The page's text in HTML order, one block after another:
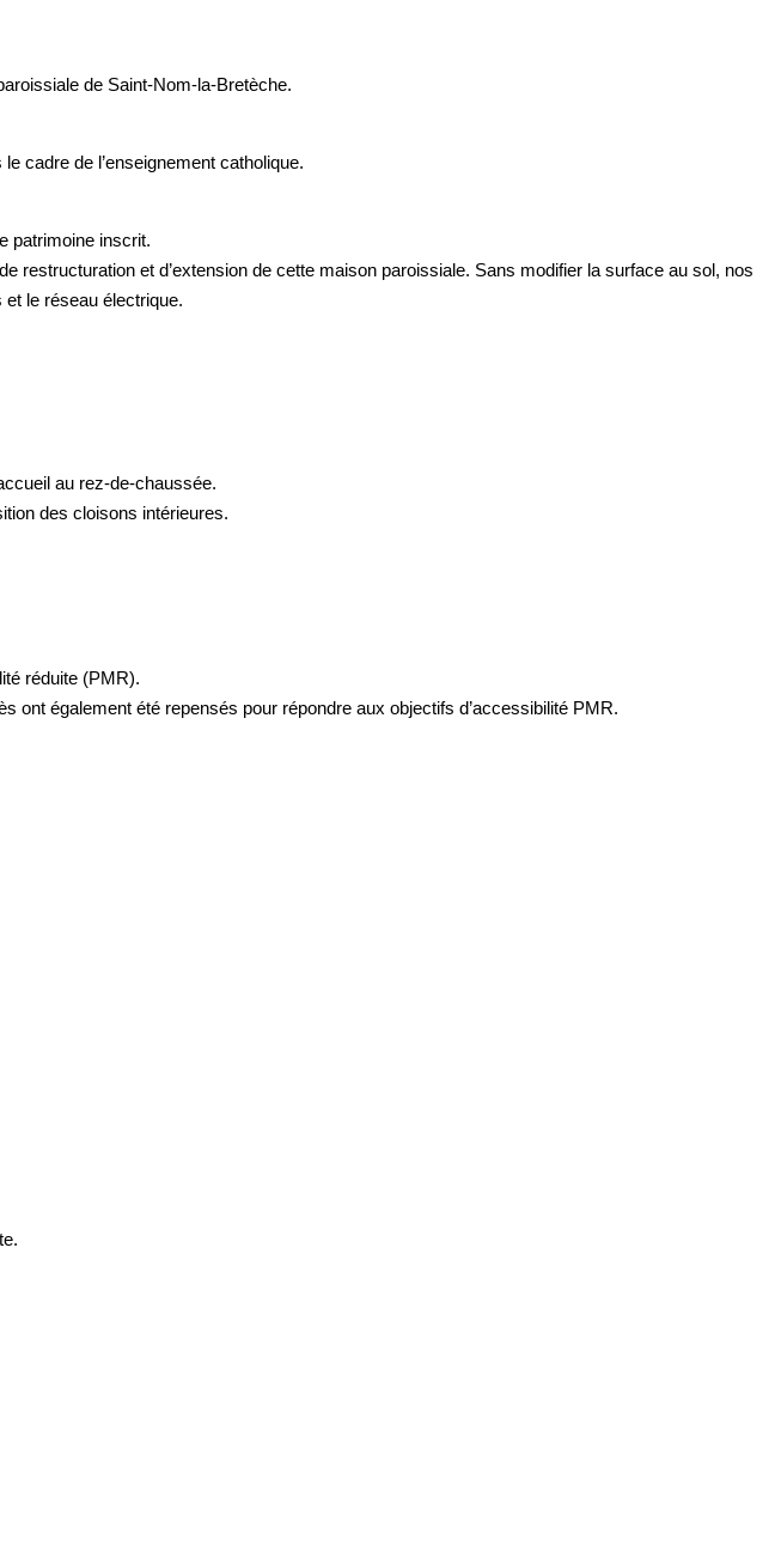
de Saint-Nom-la-Bretèche.
cadre de l’enseignement catholique.
patrimoine inscrit.
restructuration et d’extension de cette maison paroissiale. Sans modifier la surface au sol, nos
le réseau électrique.
au rez-de-chaussée.
des cloisons intérieures.
réduite (PMR).
ont également été repensés pour répondre aux objectifs d’accessibilité PMR.